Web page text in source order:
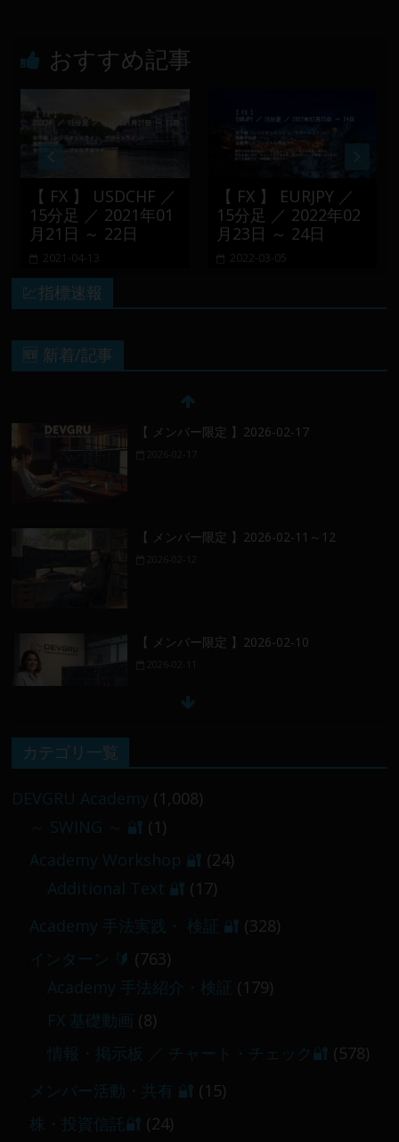
おすすめ記事
【 FX 】 USDCHF ／
15分足 ／ 2021年01
月21日 ～ 22日
2021-04-13
【 FX 】 EURJPY ／
15分足 ／ 2022年02
月23日 ～ 24日
2022-03-05
💹指標速報
🆕 新着/記事
2026-02-09
【 メンバー限定 】2026-03-05～06
カテゴリ一覧
DEVGRU Academy (1,008)
～ SWING ～ 🔐 (1)
Academy Workshop 🔐 (24)
Additional Text 🔐 (17)
Academy 手法実践・ 検証 🔐 (328)
インターン 🔰 (763)
Academy 手法紹介・検証 (179)
FX 基礎動画 (8)
情報・掲示板 ／ チャート・チェック🔐 (578)
メンバー活動・共有 🔐 (15)
株・投資信託🔐 (24)